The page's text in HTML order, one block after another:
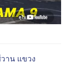
วาน แขวง